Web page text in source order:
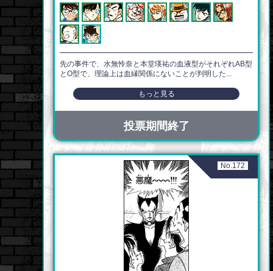
先の事件で、水無怜奈と本堂瑛祐の血液型がそれぞれAB型
とO型で、理論上は血縁関係にないことが判明した...
もっと見る
投票期間終了
No.172